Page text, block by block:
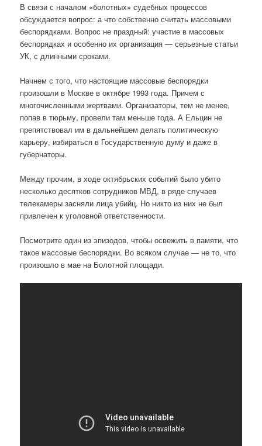
В связи с началом «болотных» судебных процессов
обсуждается вопрос: а что собственно считать массовыми
беспорядками. Вопрос не праздный: участие в массовых
беспорядках и особенно их организация — серьезные статьи
УК, с длинными сроками.
Начнем с того, что настоящие массовые беспорядки
произошли в Москве в октябре 1993 года. Причем с
многочисленными жертвами. Организаторы, тем не менее,
попав в тюрьму, провели там меньше года. А Ельцин не
препятствовал им в дальнейшем делать политическую
карьеру, избираться в Государственную думу и даже в
губернаторы.
Между прочим, в ходе октябрьских событий было убито
несколько десятков сотрудников МВД, в ряде случаев
телекамеры засняли лица убийц. Но никто из них не был
привлечен к уголовной ответственности.
Посмотрите один из эпизодов, чтобы освежить в памяти, что
такое массовые беспорядки. Во всяком случае — не то, что
произошло в мае на Болотной площади.